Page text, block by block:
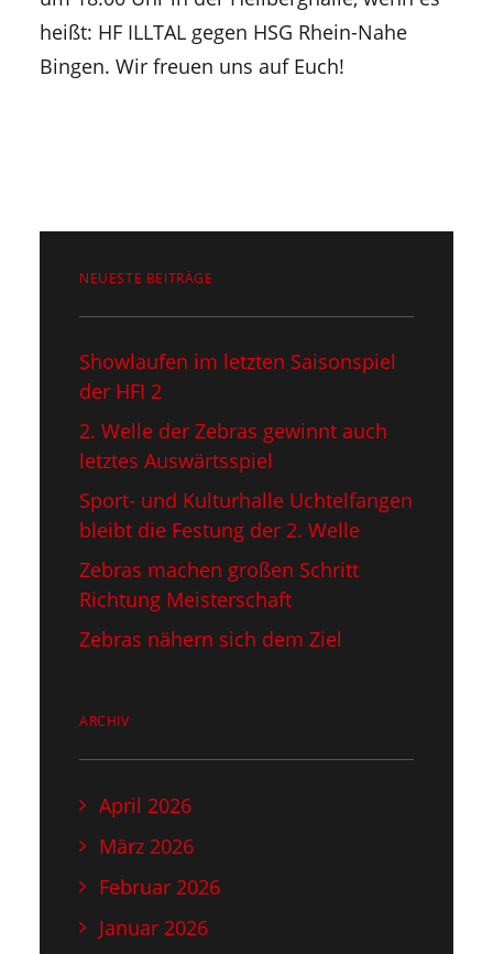
heißt: HF ILLTAL gegen HSG Rhein-Nahe
Bingen. Wir freuen uns auf Euch!
NEUESTE BEITRÄGE
Showlaufen im letzten Saisonspiel​
der HFI 2
2. Welle der Zebras gewinnt auch
letztes Auswärtsspiel
Sport- und Kulturhalle Uchtelfangen
bleibt die Festung der 2. Welle
Zebras machen großen Schritt
Richtung Meisterschaft
Zebras nähern sich dem Ziel
ARCHIV
April 2026
März 2026
Februar 2026
Januar 2026